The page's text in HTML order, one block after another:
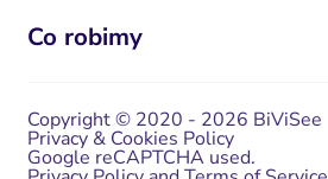
Co robimy
Copyright © 2020 - 2026 BiViSee
Privacy & Cookies Policy
Google reCAPTCHA used.